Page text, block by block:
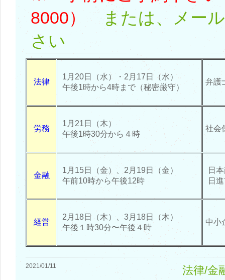
8000） または、メー
さい
法律
1月20日（水）・2月17日（水）
午後1時から4時まで（秘密厳守）
弁護
労務
1月21日（木）
午後1時30分から４時
社会
金融
1月15日（金）、2月19日（金）
午前10時から午後12時
日
日
経営
2月18日（木）、3月18日（木）
午後１時30分〜午後４時
中小
2021/01/11 法律/金